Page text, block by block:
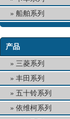
船舶系列
产品
三菱系列
丰田系列
五十铃系列
依维柯系列